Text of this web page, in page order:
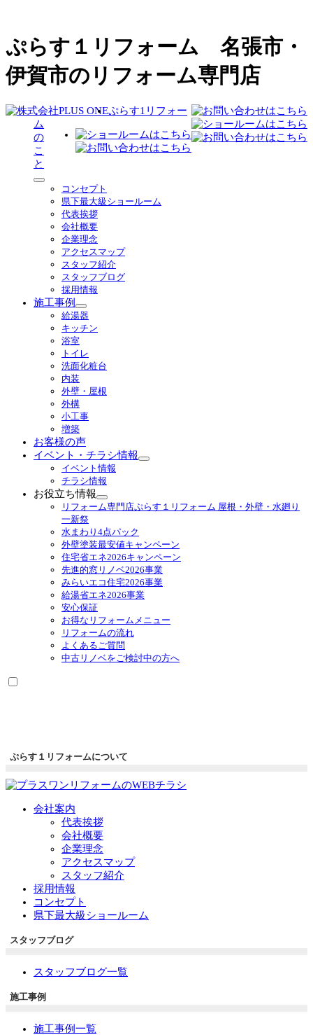
ぷらす１リフォーム 名張市・
伊賀市のリフォーム専門店
ぷらす1リフォー
ム
の
こ
と
サ
コンセプト
県下最大級ショールーム
代表挨拶
会社概要
企業理念
アクセスマップ
スタッフ紹介
スタッフブログ
採用情報
施工事例
サ
ブ
ニ
ュ
開
給湯器
キッチン
浴室
トイレ
洗面化粧台
内装
外壁・屋根
外構
小工事
増築
お客様の声
イベント・チラシ情報
サ
ニ
ュ
を
展
開
イベント情報
チラシ情報
お役立ち情報
サ
メ
ニ
ュ
ー
を
展
リフォーム専門店ぷらす１リフォーム 屋根・外壁・水廻り
一新祭
水まわり4点パック
外壁塗装最安値キャンペーン
住宅省エネ2026キャンペーン
先進的窓リノベ2026事業
みらいエコ住宅2026事業
給湯省エネ2026事業
安心保証
お得なリフォームメニュー
リフォームの流れ
よくあるご質問
中古リノベをご検討中の方へ
ぷらす１リフォームについて
会社案内
代表挨拶
会社概要
企業理念
アクセスマップ
スタッフ紹介
採用情報
コンセプト
県下最大級ショールーム
スタッフブログ
スタッフブログ一覧
施工事例
施工事例一覧